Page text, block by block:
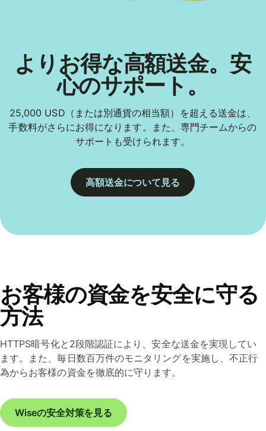
よりお得な高額送金。安
心のサポート。
25,000 USD（または別通貨の相当額）を超える送金は、
手数料がさらにお得になります。また、専門チームからの
サポートも受けられます。
高額送金について見る
お客様の資金を安全に守る
方法
HTTPS暗号化と2段階認証により、安全な送金を実現してい
ます。また、毎日数百万件のモニタリングを実施し、不正行
為からお客様の資金を徹底的に守ります。
Wiseの安全対策を見る